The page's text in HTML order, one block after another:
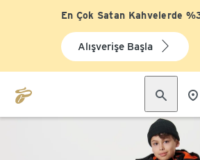
En Çok Satan Kahvelerde
Alışverişe Başla